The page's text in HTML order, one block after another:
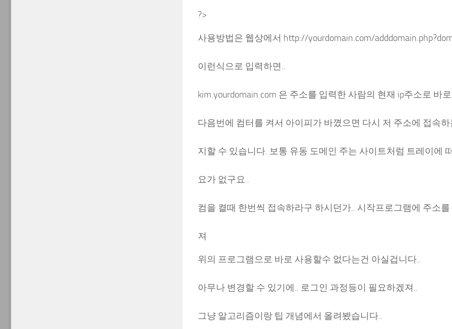
?>
사용방법은 웹상에서 http://yourdomain.com/
이런식으로 입력하면..
kim.yourdomain.com 은 주소를 입력한 사람의 현재 ip주소로 바
다음번에 컴터를 켜서 아이피가 바꼈으면 다시 저 주소에 접속
지할 수 있습니다. 보통 유동 도메인 주는 사이트처럼 트레이에
요가 없구요..
컴을 켤때 한번씩 접속하라구 하시던가.. 시작프로그램에 주소
져
위의 프로그램으로 바로 사용할수 없다는건 아실겁니다..
아무나 변경할 수 있기에.. 로그인 과정등이 필요하겠져..
그냥 알고리즘이랑 팁 개념에서 올려봤습니다..